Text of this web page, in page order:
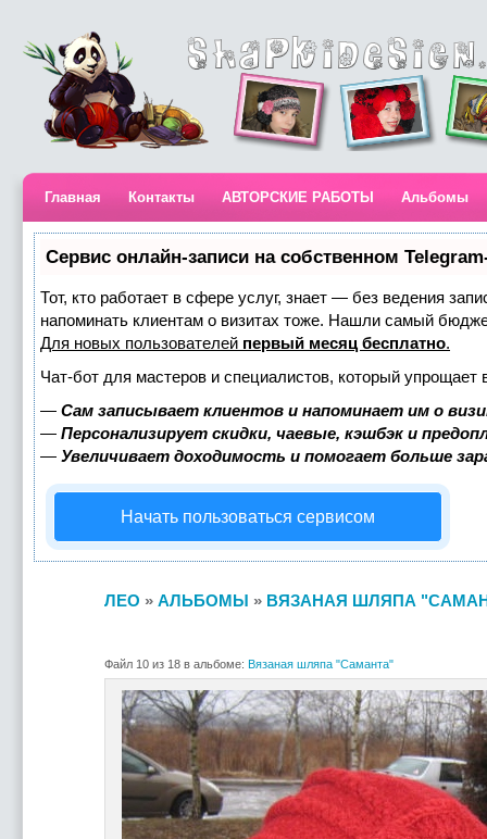
Главная Контакты АВТОРСКИЕ РАБОТЫ Альбомы
Сервис онлайн-записи на собственном
Тот, кто работает в сфере услуг, знает — без ведения
напоминать клиентам о визитах тоже. Нашли самый
Для новых пользователей первый месяц бесплатно.
Чат-бот для мастеров и специалистов, который упрощает
— Сам записывает клиентов и напоминает им о
— Персонализирует скидки, чаевые, кэшбэк и
— Увеличивает доходимость и помогает больше
Начать пользоваться сервисом
ЛЕО » АЛЬБОМЫ » ВЯЗАНАЯ ШЛЯПА
Файл 10 из 18 в альбоме: Вязаная шляпа "Саманта"